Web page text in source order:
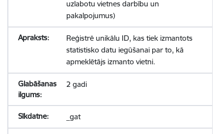
uzlabotu vietnes darbību un
pakalpojumus)
Reģistrē unikālu ID, kas tiek izmantots
statistisko datu iegūšanai par to, kā
apmeklētājs izmanto vietni.
2 gadi
_gat